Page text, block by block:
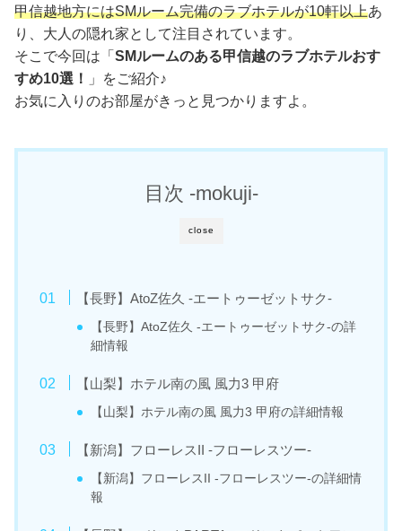
甲信越地方にはSMルーム完備のラブホテルが10軒以上あ
り、大人の隠れ家として注目されています。
そこで今回は「 SMルームのある甲信越のラブホテルおす
すめ10選！
」をご紹介♪
お気に入りのお部屋がきっと見つかりますよ。
close
目次 -mokuji-
【長野】AtoZ佐久 -エートゥーゼットサク-
【長野】AtoZ佐久 -エートゥーゼットサク-の詳
細情報
【山梨】ホテル南の風 風力3 甲府
【山梨】ホテル南の風 風力3 甲府の詳細情報
【新潟】フローレスII -フローレスツー-
【新潟】フローレスII -フローレスツー-の詳細情
報